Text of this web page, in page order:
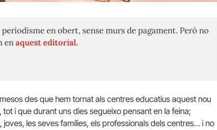
en obert, sense murs de pagament. Però no
enaquest editorial.
des que hem tornat als centres educatius aquest nou
tot i que durant uns dies segueixo pensant en la feina;
les seves famílies, els professionals dels centres… i no